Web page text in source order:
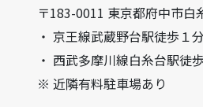
〒183-0011 東京都府中市白
・ 京王線武蔵野台駅徒歩１
・ 西武多摩川線白糸台駅徒
※ 近隣有料駐車場あり